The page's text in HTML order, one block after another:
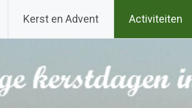
Kerst en Advent Activiteiten